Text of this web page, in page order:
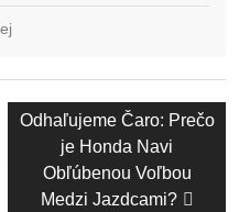
Ďalší
príspevok:
Odhaľujeme Čaro: Prečo
je Honda Navi
Obľúbenou Voľbou
Medzi Jazdcami?